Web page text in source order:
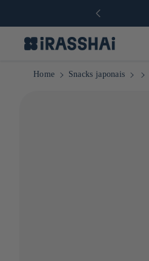
Home Snacks japonais